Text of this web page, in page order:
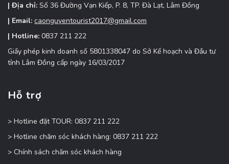
| Địa chỉ: Số 36 Đường Vạn Kiếp, P. 8, TP. Đà Lạt, Lâm Đồng
| Email: caonguyentourist2017@gmail.com
| Hotline: 0837 211 222
Giấy phép kinh doanh số 5801338047 do Sở Kế hoạch và Đầu tư
tỉnh Lâm Đồng cấp ngày 16/03/2017
Hỗ trợ
> Hotline đặt TOUR: 0837 211 222
> Hotline chăm sóc khách hàng: 0837 211 222
> Chính sách chăm sóc khách hàng